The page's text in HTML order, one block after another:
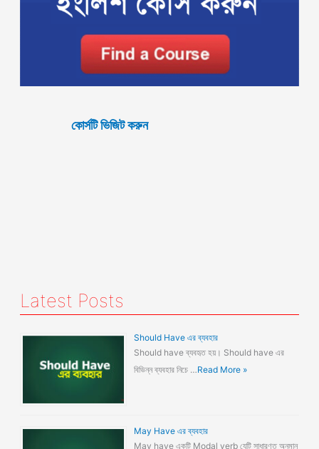
কোর্সটি ভিজিট করুন
Latest Posts
Should Have এর ব্যবহার
Should have ব্যবহৃত হয়। Should have এর
বিভিন্ন ব্যবহার নিচে …Read More »
May Have এর ব্যবহার
May have একটি Modal verb যেটি সাধারণত অনুমান